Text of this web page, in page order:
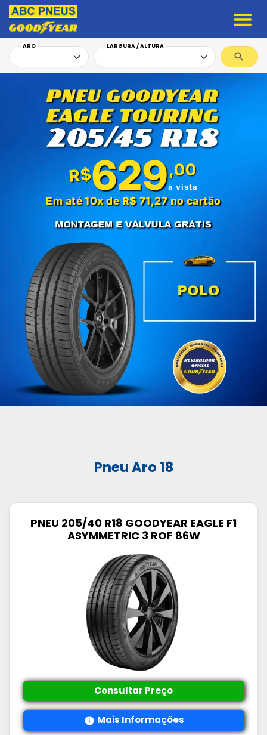
ARO LARGURA / ALTURA
R$629,00
à vista
Em até 10x de R$ 71,27 no cartão
Pneu Aro 18
PNEU 205/40 R18 GOODYEAR EAGLE F1
ASYMMETRIC 3 ROF 86W
Consultar Preço
Mais Informações